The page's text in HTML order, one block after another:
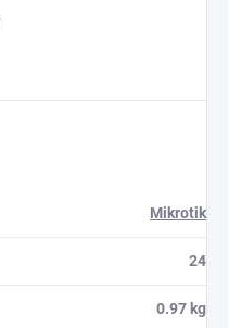
Mikrotik
24
0.97 kg